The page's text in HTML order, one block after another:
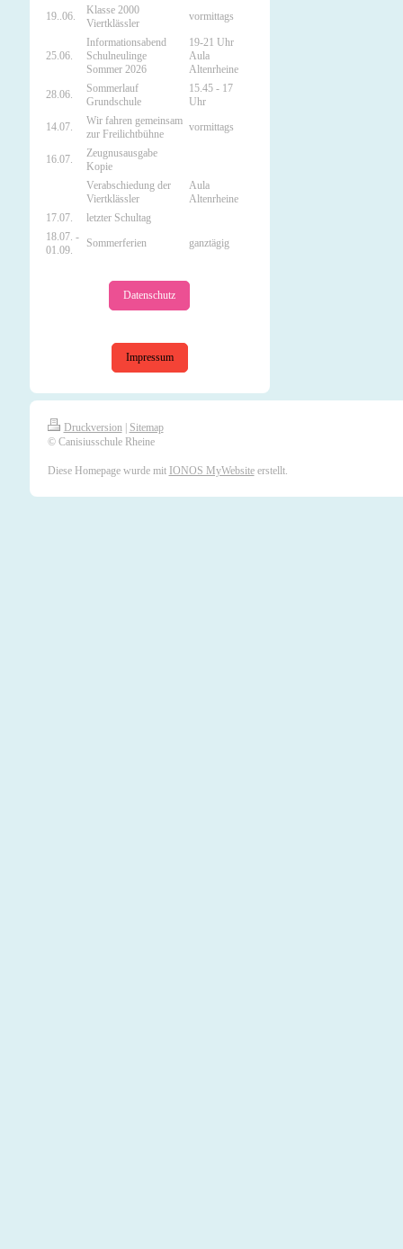
19..06.
Klasse 2000
Viertklässler
vormittags
25.06.
Informationsabend
Schulneulinge
Sommer 2026
19-21 Uhr
Aula
Altenrheine
28.06.
Sommerlauf
Grundschule
15.45 - 17
Uhr
14.07.
Wir fahren gemeinsam
zur Freilichtbühne
vormittags
16.07.
Zeugnusausgabe
Kopie
Verabschiedung der
Viertklässler
Aula
Altenrheine
17.07.
letzter Schultag
18.07. -
01.09.
Sommerferien ganztägig
Datenschutz
Impressum
Druckversion
Sitemap
© Canisiusschule Rheine
Diese Homepage wurde mit IONOS MyWebsiteerstellt.